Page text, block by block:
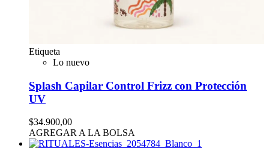
Etiqueta
Lo nuevo
Splash Capilar Control Frizz con Protección
UV
$34.900,00
AGREGAR A LA BOLSA